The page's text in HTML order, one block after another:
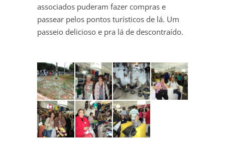
associados puderam fazer compras e
passear pelos pontos turísticos de lá. Um
passeio delicioso e pra lá de descontraído.